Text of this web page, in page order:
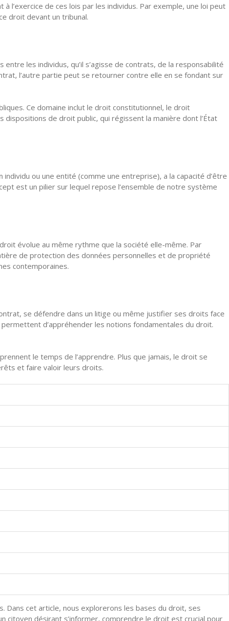
de ces lois par les individus. Par exemple, une loi peut
droit devant un tribunal.
les individus, qu’il s’agisse de contrats, de la responsabilité
l’autre partie peut se retourner contre elle en se fondant sur
Ce domaine inclut le droit constitutionnel, le droit
de droit public, qui régissent la manière dont l’État
individu ou une entité (comme une entreprise), a la capacité d’être
est un pilier sur lequel repose l’ensemble de notre système
évolue au même rythme que la société elle-même. Par
de protection des données personnelles et de propriété
contemporaines.
se défendre dans un litige ou même justifier ses droits face
permettent d’appréhender les notions fondamentales du droit.
le temps de l’apprendre. Plus que jamais, le droit se
et faire valoir leurs droits.
cet article, nous explorerons les bases du droit, ses
citoyen désirant s’informer, comprendre le droit est crucial pour